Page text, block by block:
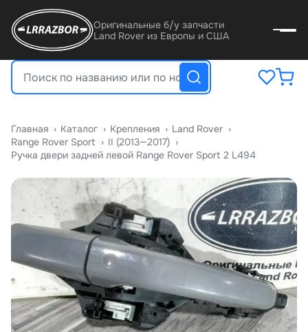
Оригинальные б/у запчасти
Land Rover из Европы и США
Главная › Катало › Крепления › Land Rover ›
Range Rover Sport › II (2013—2017) ›
Ручка двери задней левой Range Rover Sport 2 L494